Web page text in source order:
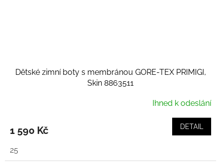
Dětské zimní boty s membránou GORE-TEX PRIMIGI,
Skin 8863511
Ihned k odeslání
1 590 Kč DETAIL
25